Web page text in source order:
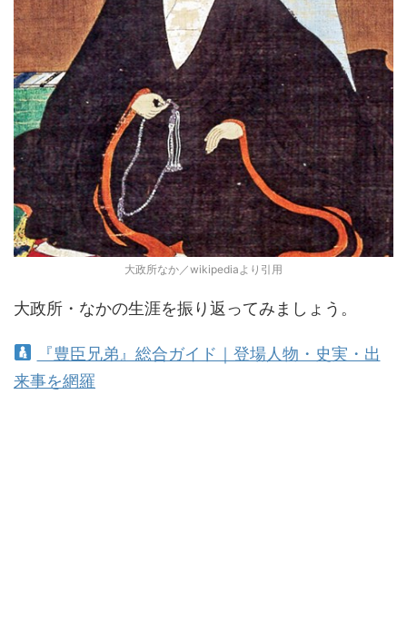
大政所なか／wikipediaより引用
大政所・なかの生涯を振り返ってみましょう。
『豊臣兄弟』総合ガイド｜登場人物・史実・出
来事を網羅